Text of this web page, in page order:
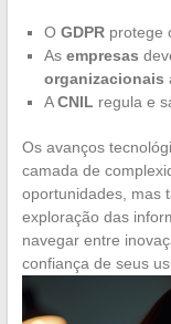
O GDPRprotege
As empresas
organizacionais
ACNIL regula e
Os avanços
camada de
oportunidades, mas
exploração das
navegar entre
confiança de seus